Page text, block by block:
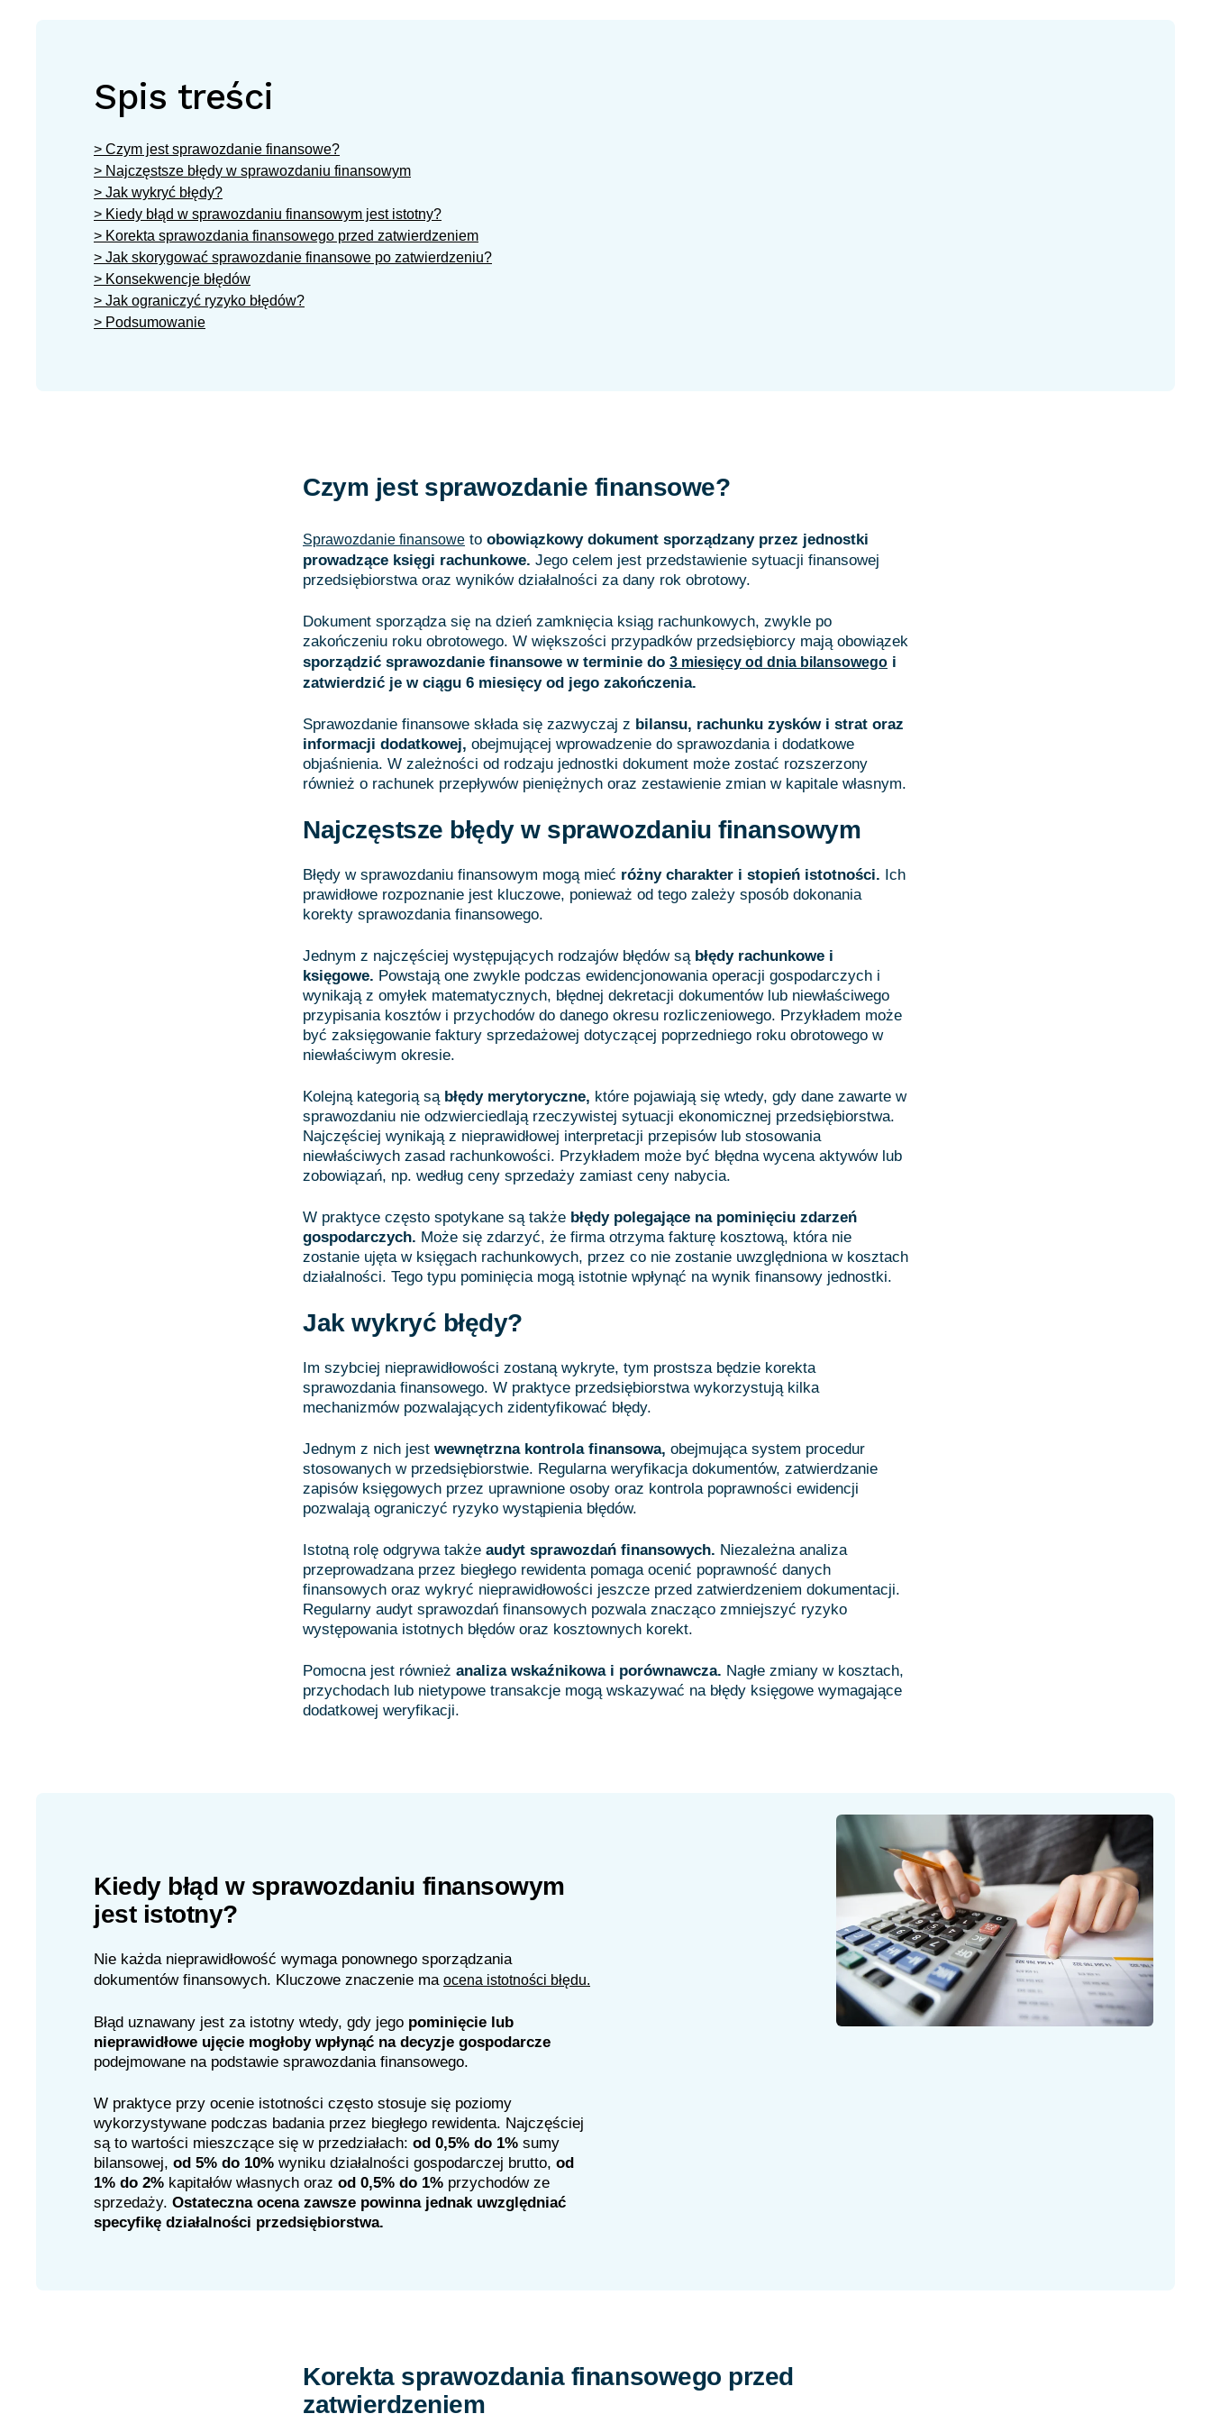
Spis treści
> Czym jest sprawozdanie finansowe?
> Najczęstsze błędy w sprawozdaniu finansowym
> Jak wykryć błędy?
> Kiedy błąd w sprawozdaniu finansowym jest istotny?
> Korekta sprawozdania finansowego przed zatwierdzeniem
> Jak skorygować sprawozdanie finansowe po zatwierdzeniu?
> Konsekwencje błędów
> Jak ograniczyć ryzyko błędów?
> Podsumowanie
Czym jest sprawozdanie finansowe?
Sprawozdanie finansowe to obowiązkowy dokument sporządzany przez jednostki
prowadzące księgi rachunkowe. Jego celem jest przedstawienie sytuacji finansowej
przedsiębiorstwa oraz wyników działalności za dany rok obrotowy.
Dokument sporządza się na dzień zamknięcia ksiąg rachunkowych, zwykle po
zakończeniu roku obrotowego. W większości przypadków przedsiębiorcy mają obowiązek
sporządzić sprawozdanie finansowe w terminie do 3 miesięcy od dnia bilansowego i
zatwierdzić je w ciągu 6 miesięcy od jego zakończenia.
Sprawozdanie finansowe składa się zazwyczaj z bilansu, rachunku zysków i strat oraz
informacji dodatkowej, obejmującej wprowadzenie do sprawozdania i dodatkowe
objaśnienia. W zależności od rodzaju jednostki dokument może zostać rozszerzony
również o rachunek przepływów pieniężnych oraz zestawienie zmian w kapitale własnym.
Najczęstsze błędy w sprawozdaniu finansowym
Błędy w sprawozdaniu finansowym mogą mieć różny charakter i stopień istotności. Ich
prawidłowe rozpoznanie jest kluczowe, ponieważ od tego zależy sposób dokonania
korekty sprawozdania finansowego.
Jednym z najczęściej występujących rodzajów błędów są błędy rachunkowe i
księgowe. Powstają one zwykle podczas ewidencjonowania operacji gospodarczych i
wynikają z omyłek matematycznych, błędnej dekretacji dokumentów lub niewłaściwego
przypisania kosztów i przychodów do danego okresu rozliczeniowego. Przykładem może
być zaksięgowanie faktury sprzedażowej dotyczącej poprzedniego roku obrotowego w
niewłaściwym okresie.
Kolejną kategorią są błędy merytoryczne, które pojawiają się wtedy, gdy dane zawarte w
sprawozdaniu nie odzwierciedlają rzeczywistej sytuacji ekonomicznej przedsiębiorstwa.
Najczęściej wynikają z nieprawidłowej interpretacji przepisów lub stosowania
niewłaściwych zasad rachunkowości. Przykładem może być błędna wycena aktywów lub
zobowiązań, np. według ceny sprzedaży zamiast ceny nabycia.
W praktyce często spotykane są także błędy polegające na pominięciu zdarzeń
gospodarczych. Może się zdarzyć, że firma otrzyma fakturę kosztową, która nie
zostanie ujęta w księgach rachunkowych, przez co nie zostanie uwzględniona w kosztach
działalności. Tego typu pominięcia mogą istotnie wpłynąć na wynik finansowy jednostki.
Jak wykryć błędy?
Im szybciej nieprawidłowości zostaną wykryte, tym prostsza będzie korekta
sprawozdania finansowego. W praktyce przedsiębiorstwa wykorzystują kilka
mechanizmów pozwalających zidentyfikować błędy.
Jednym z nich jest wewnętrzna kontrola finansowa, obejmująca system procedur
stosowanych w przedsiębiorstwie. Regularna weryfikacja dokumentów, zatwierdzanie
zapisów księgowych przez uprawnione osoby oraz kontrola poprawności ewidencji
pozwalają ograniczyć ryzyko wystąpienia błędów.
Istotną rolę odgrywa także audyt sprawozdań finansowych. Niezależna analiza
przeprowadzana przez biegłego rewidenta pomaga ocenić poprawność danych
finansowych oraz wykryć nieprawidłowości jeszcze przed zatwierdzeniem dokumentacji.
Regularny audyt sprawozdań finansowych pozwala znacząco zmniejszyć ryzyko
występowania istotnych błędów oraz kosztownych korekt.
Pomocna jest również analiza wskaźnikowa i porównawcza. Nagłe zmiany w kosztach,
przychodach lub nietypowe transakcje mogą wskazywać na błędy księgowe wymagające
Kiedy błąd w sprawozdaniu finansowym
jest istotny?
Nie każda nieprawidłowość wymaga ponownego sporządzania
dokumentów finansowych. Kluczowe znaczenie ma ocena istotności błędu.
Błąd uznawany jest za istotny wtedy, gdy jego pominięcie lub
nieprawidłowe ujęcie mogłoby wpłynąć na decyzje gospodarcze
podejmowane na podstawie sprawozdania finansowego.
W praktyce przy ocenie istotności często stosuje się poziomy
wykorzystywane podczas badania przez biegłego rewidenta. Najczęściej
są to wartości mieszczące się w przedziałach: od 0,5% do 1% sumy
bilansowej, od 5% do 10% wyniku działalności gospodarczej brutto, od
1% do 2% kapitałów własnych oraz od 0,5% do 1% przychodów ze
sprzedaży. Ostateczna ocena zawsze powinna jednak uwzględniać
specyfikę działalności przedsiębiorstwa.
Korekta sprawozdania finansowego przed
zatwierdzeniem